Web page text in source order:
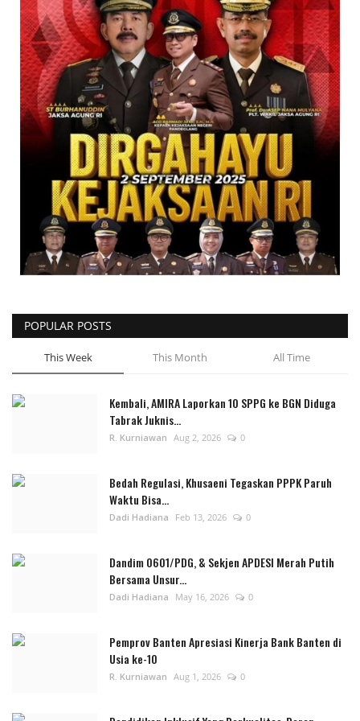
POPULAR POSTS
This Week This Month All Time
Kembali, AMIRA Laporkan 10 SPPG ke BGN Diduga
Tabrak Juknis...
R. Kurniawan Aug 2, 2026 0
Bedah Regulasi, Khusaeni Tegaskan PPPK Paruh
Waktu Bisa...
Dadi Hadiana Feb 13, 2026 0
Dandim 0601/PDG, & Sekjen APDESI Merah Putih
Bersama Unsur...
Dadi Hadiana May 16, 2026 0
Pemprov Banten Apresiasi Kinerja Bank Banten di
Usia ke-10
R. Kurniawan Aug 1, 2026 0